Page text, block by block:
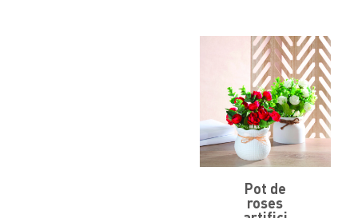
Pot de
roses